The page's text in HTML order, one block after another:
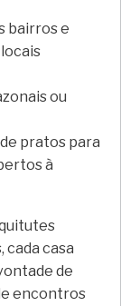
bairros e
ou
pratos para
à
casa
de
encontros